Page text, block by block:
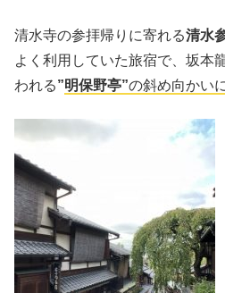
清水寺の参拝帰りに寄れる清水
よく利用していた旅宿で、坂本
われる”明保野亭”の斜め向かい